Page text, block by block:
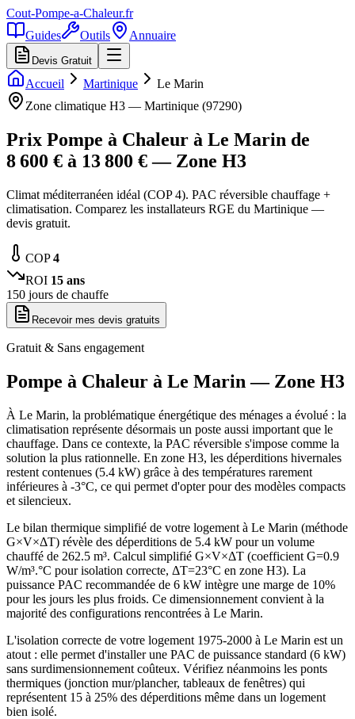
Cout-Pompe-a-Chaleur.fr
Guides
Outils Annuaire
Devis Gratuit
Accueil Martinique
Le Marin
Zone climatique H3 — Martinique (97290)
Prix Pompe à Chaleur à Le Marin de
8 600 € à 13 800 € — Zone H3
Climat méditerranéen idéal (COP 4). PAC réversible chauffage +
climatisation. Comparez les installateurs RGE du Martinique —
devis gratuit.
COP4
ROI 15 ans
150 jours de chauffe
Recevoir mes devis gratuits
Gratuit & Sans engagement
Pompe à Chaleur à Le Marin — Zone H3
À Le Marin, la problématique énergétique des ménages a évolué : la
climatisation représente désormais un poste aussi important que le
chauffage. Dans ce contexte, la PAC réversible s'impose comme la
solution la plus rationnelle. En zone H3, les déperditions hivernales
restent contenues (5.4 kW) grâce à des températures rarement
inférieures à -3°C, ce qui permet d'opter pour des modèles compacts
et silencieux.
Le bilan thermique simplifié de votre logement à Le Marin (méthode
G×V×ΔT) révèle des déperditions de 5.4 kW pour un volume
chauffé de 262.5 m³. Calcul simplifié G×V×ΔT (coefficient G=0.9
W/m³.°C pour isolation correcte, ΔT=23°C en zone H3). La
puissance PAC recommandée de 6 kW intègre une marge de 10%
pour les jours les plus froids. Ce dimensionnement convient à la
majorité des configurations rencontrées à Le Marin.
L'isolation correcte de votre logement 1975-2000 à Le Marin est un
atout : elle permet d'installer une PAC de puissance standard (6 kW)
sans surdimensionnement coûteux. Vérifiez néanmoins les ponts
thermiques (jonction mur/plancher, tableaux de fenêtres) qui
représentent 15 à 25% des déperditions même dans un logement
bien isolé.